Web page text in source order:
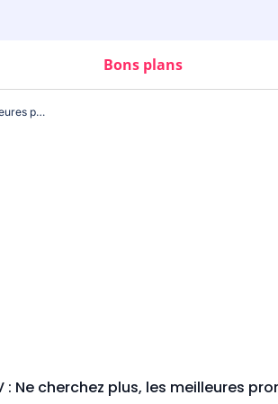
Bons plans
Soldes Smart TV : Ne cherchez plus, les meilleures promos sont ici !
: Ne cherchez plus, les meilleures